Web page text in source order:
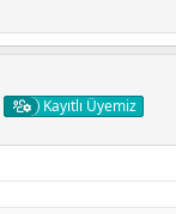
Kayıtlı Üyemiz